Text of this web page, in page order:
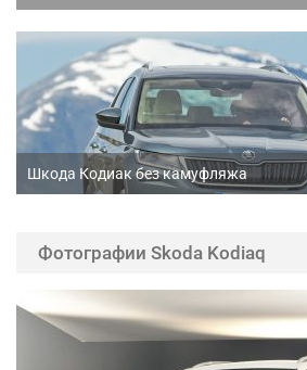
Шкода Кодиак без камуфляжа
Фотографии Skoda Kodiaq